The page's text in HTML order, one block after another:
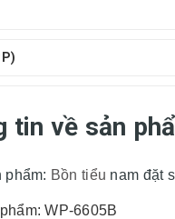
tin về sản
phẩm: Bồn tiểu nam đặt
WP-6605B